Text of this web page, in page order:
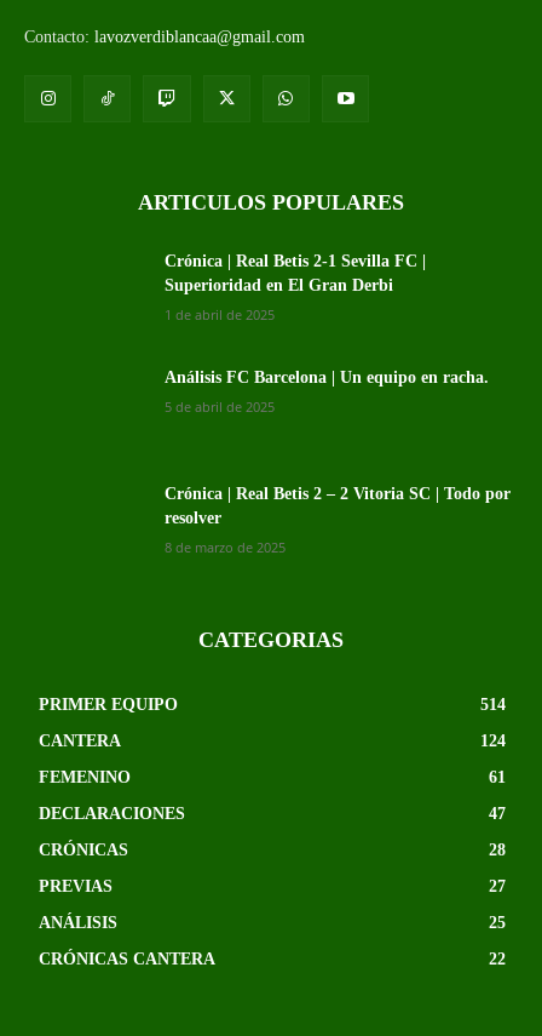
Contacto: lavozverdiblancaa@gmail.com
ARTICULOS POPULARES
Crónica | Real Betis 2-1 Sevilla FC |
Superioridad en El Gran Derbi
1 de abril de 2025
Análisis FC Barcelona | Un equipo en racha.
5 de abril de 2025
Crónica | Real Betis 2 – 2 Vitoria SC | Todo por
resolver
8 de marzo de 2025
CATEGORIAS
PRIMER EQUIPO
514
CANTERA
124
FEMENINO
61
DECLARACIONES
47
CRÓNICAS
28
PREVIAS
27
ANÁLISIS
25
CRÓNICAS CANTERA
22